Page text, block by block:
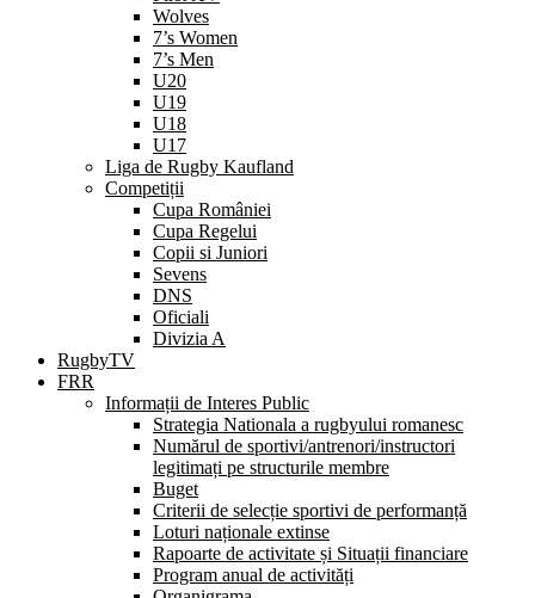
Wolves
7’s Women
7’s Men
U20
U19
U18
U17
Liga de Rugby Kaufland
Competiții
Cupa României
Cupa Regelui
Copii si Juniori
Sevens
DNS
Oficiali
Divizia A
RugbyTV
FRR
Informații de Interes Public
Strategia Nationala a rugbyului romanesc
Numărul de sportivi/antrenori/instructori
legitimați pe structurile membre
Buget
Criterii de selecție sportivi de performanță
Loturi naționale extinse
Rapoarte de activitate și Situații financiare
Program anual de activități